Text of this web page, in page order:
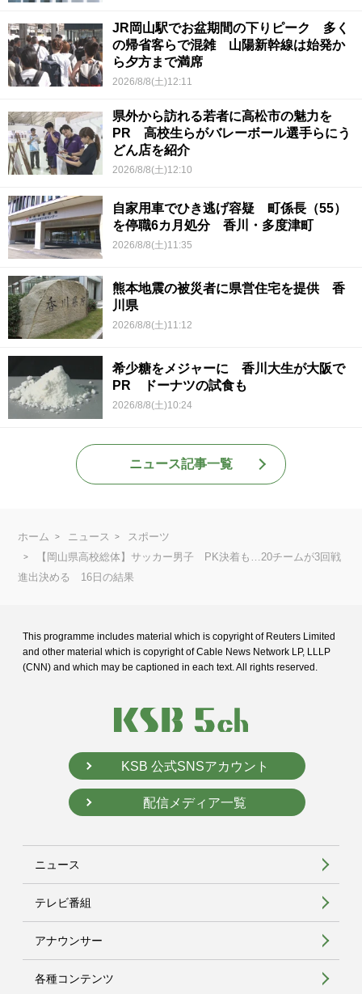
JR岡山駅でお盆期間の下りピーク 多く
の帰省客らで混雑 山陽新幹線は始発か
ら夕方まで満席
2026/8/8(土)12:11
県外から訪れる若者に高松市の魅力を
PR 高校生らがバレーボール選手らにう
どん店を紹介
2026/8/8(土)12:10
自家用車でひき逃げ容疑 町係長（55）
を停職6カ月処分 香川・多度津町
2026/8/8(土)11:35
熊本地震の被災者に県営住宅を提供 香
川県
2026/8/8(土)11:12
希少糖をメジャーに 香川大生が大阪で
PR ドーナツの試食も
2026/8/8(土)10:24
ニュース記事一覧
ホーム ニュース
スポーツ
【岡山県高校総体】サッカー男子 PK決着も…20チームが3回戦
進出決める 16日の結果
This programme includes material which is copyright of Reuters Limited
and other material which is copyright of Cable News Network LP, LLLP
(CNN) and which may be captioned in each text. All rights reserved.
KSB 公式SNSアカウント
配信メディア一覧
ニュース
テレビ番組
アナウンサー
各種コンテンツ